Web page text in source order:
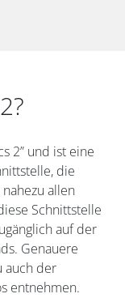
2” und ist eine
die
allen
Schnittstelle
auf der
Genauere
auch der
entnehmen.